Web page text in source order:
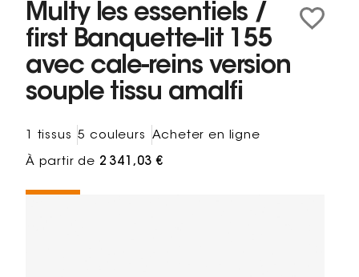
Multy les essentiels /
first Banquette-lit 155
avec cale-reins version
souple tissu amalfi
1 tissus 5 couleurs Acheter en ligne
À partir de 2 341,03 €